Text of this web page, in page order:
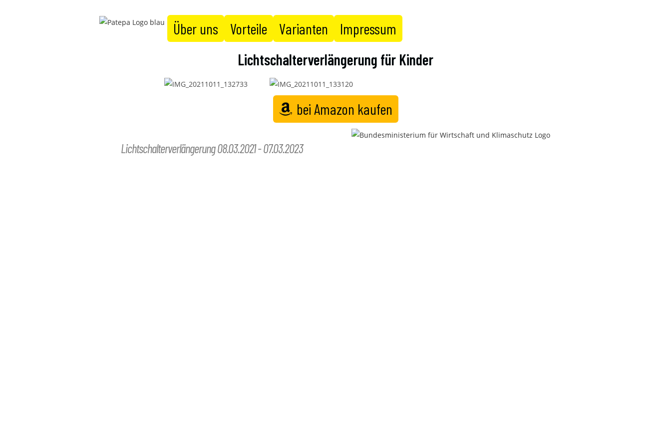
Über uns Vorteile Varianten
Impressum
Lichtschalterverlängerung für Kinder
bei Amazon kaufen
Lichtschalterverlängerung 08.03.2021 - 07.03.2023